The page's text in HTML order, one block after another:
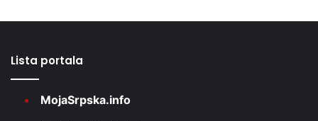
Lista portala
MojaSrpska.info